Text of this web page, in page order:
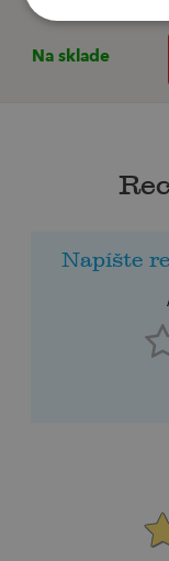
Na sklade
Napíšte